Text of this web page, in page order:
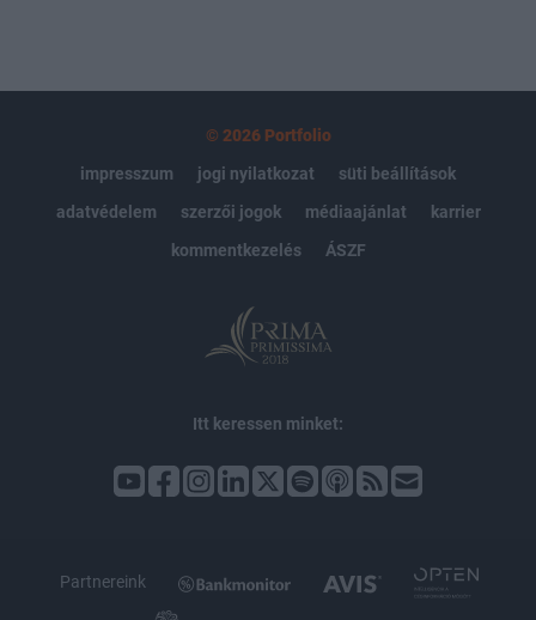
© 2026 Portfolio
impresszum
jogi nyilatkozat
süti beállítások
adatvédelem
szerzői jogok médiaajánlat
karrier
kommentkezelés
ÁSZF
Itt keressen minket:
Partnereink